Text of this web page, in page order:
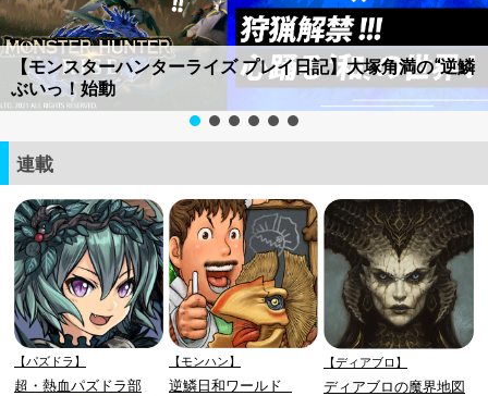
【モンスターハンターライズ プレイ日記】大塚角満の“逆鱗
ぶいっ！始動
連載
【パズドラ】
超・熱血パズドラ部
【モンハン】
逆鱗日和ワールド
【ディアブロ】
ディアブロの魔界地図